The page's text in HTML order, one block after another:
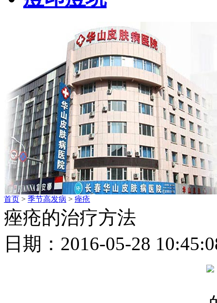
首页 > 季节高发病 > 痤疮
痤疮的治疗方法
日期：2016-05-28